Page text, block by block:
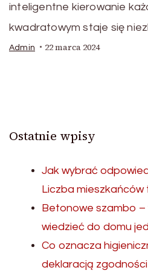
inteligentne kierowanie
kwadratowym staje się
Admin 22 marca 2024
Ostatnie wpisy
Jak wybrać
Liczba mieszkańców
Betonowe szambo
wiedzieć do domu
Co oznacza
deklaracją